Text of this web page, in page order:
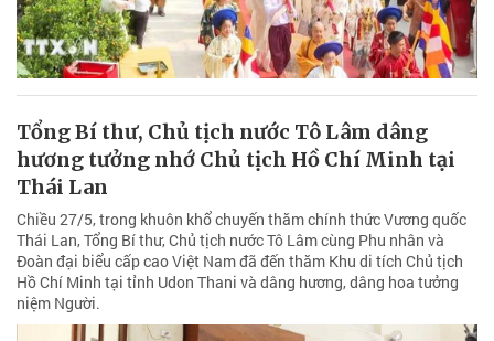
Tổng Bí thư, Chủ tịch nước Tô Lâm dâng
hương tưởng nhớ Chủ tịch Hồ Chí Minh tại
Thái Lan
Chiều 27/5, trong khuôn khổ chuyến thăm chính thức Vương quốc
Thái Lan, Tổng Bí thư, Chủ tịch nước Tô Lâm cùng Phu nhân và
Đoàn đại biểu cấp cao Việt Nam đã đến thăm Khu di tích Chủ tịch
Hồ Chí Minh tại tỉnh Udon Thani và dâng hương, dâng hoa tưởng
niệm Người.